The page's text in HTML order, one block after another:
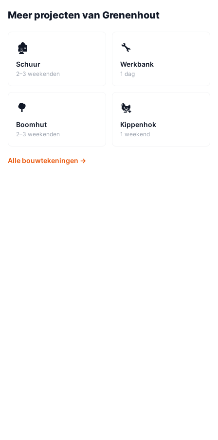
Meer projecten van Grenenhout
🏚️
Schuur
2–3 weekenden
🔧
Werkbank
1 dag
🌳
Boomhut
2–3 weekenden
🐔
Kippenhok
1 weekend
Alle bouwtekeningen →